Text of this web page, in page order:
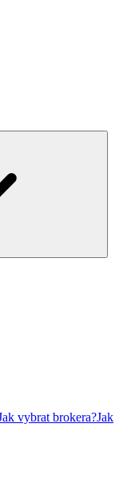
vybrat brokera?Jak